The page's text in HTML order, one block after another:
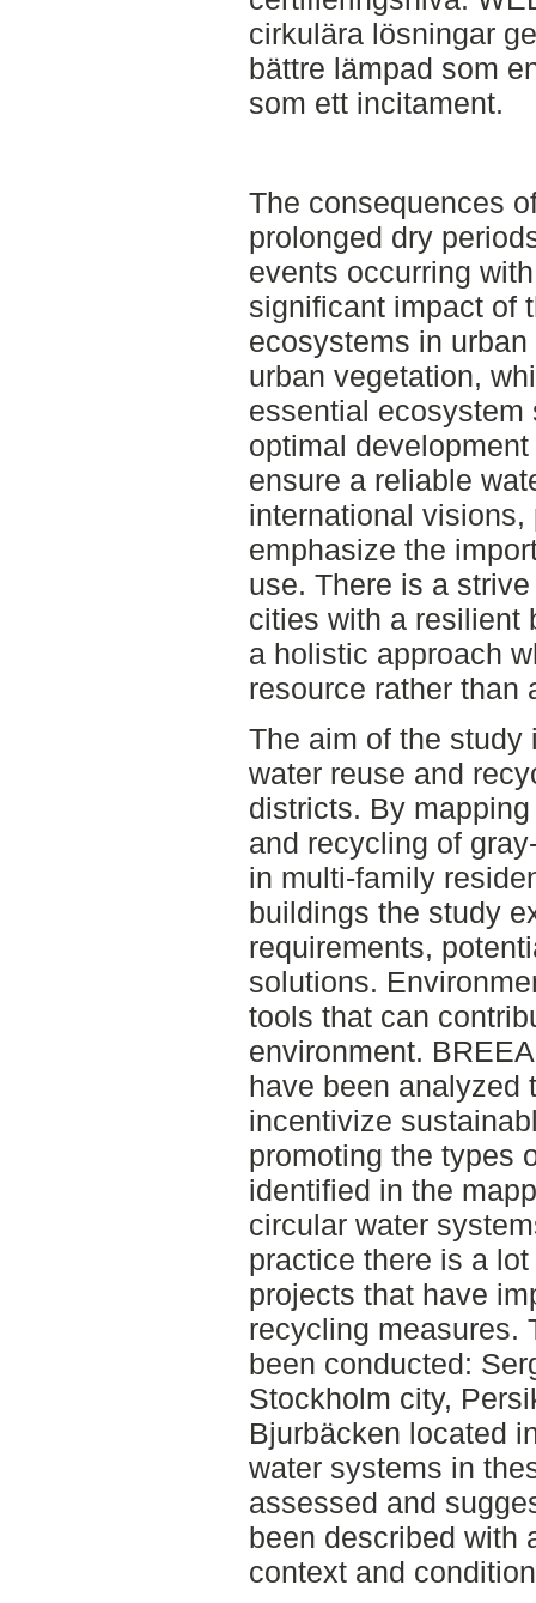
cirkulära lösningar
bättre lämpad som
som ett incitament.
The consequences
prolonged dry
events occurring
significant impact of
ecosystems in
urban vegetation,
essential ecosystem
optimal
ensure a reliable
international
emphasize the
use. There is a
cities with a resilient
a holistic approach
resource rather than
The aim of the study
water reuse and
districts. By
and recycling of
in multi-family
buildings the study
requirements,
solutions.
tools that can
environment.
have been analyzed
incentivize
promoting the types
identified in the
circular water
practice there is a
projects that have
recycling measures.
been conducted:
Stockholm city,
Bjurbäcken located
water systems in
assessed and
been described with
context and